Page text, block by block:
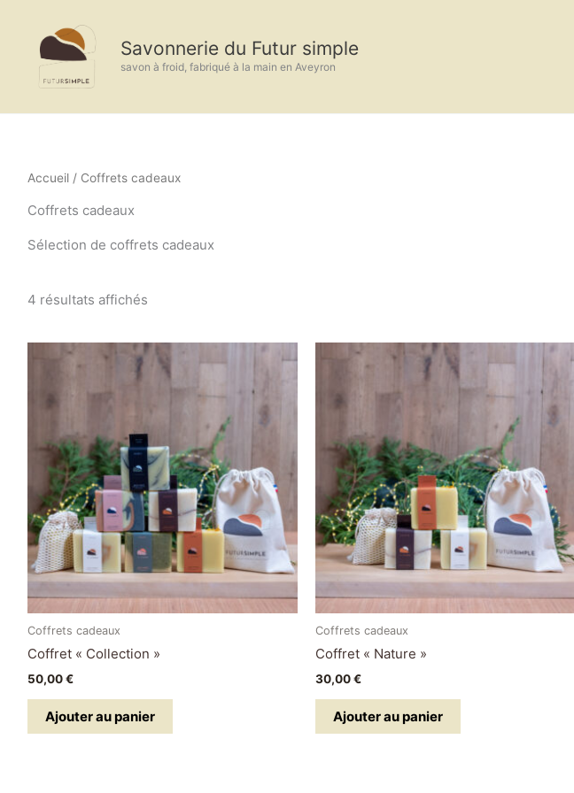
contenu
Savonnerie du Futur simple
savon à froid, fabriqué à la main en Aveyron
Accueil/ Coffrets cadeaux
Coffrets cadeaux
Sélection de coffrets cadeaux
4 résultats affichés
Coffrets cadeaux
Coffret « Collection »
50,00€
Ajouter au panier
Coffrets cadeaux
Coffret « Nature »
30,00€
Ajouter au panier